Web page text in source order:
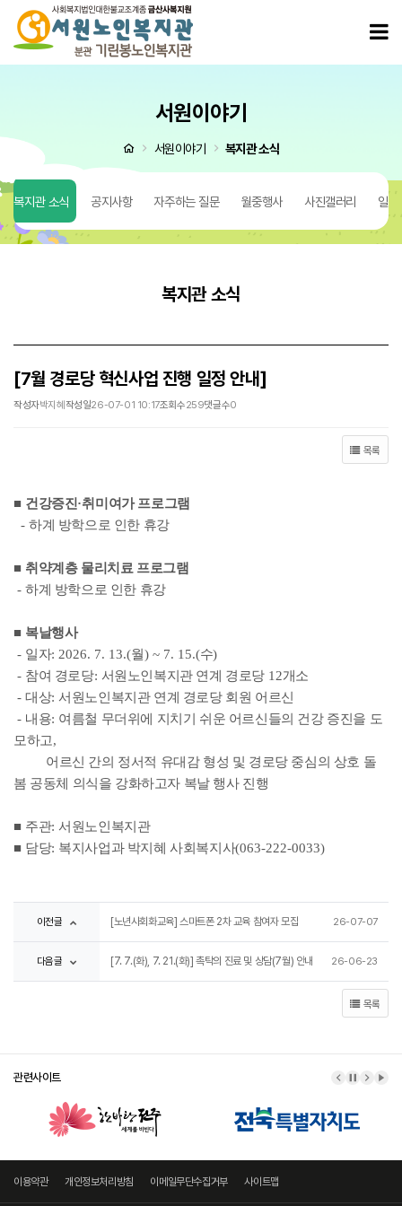
[7월 경로당 혁신사업 진행 일정 안내] > 복지관 소식
서원이야기
처음으로서원이야기 복지관 소식
복지관 소식 공지사항 자주하는 질문 월중행사 사진갤러리 일반
복지관 소식
[7월 경로당 혁신사업 진행 일정 안내]
작성자박지혜작성일26-07-01 10:17조회수259댓글수0
목록
■ 건강증진 ·취미여가 프로그램
- 하계 방학으로 인한 휴강
■ 취약계층 물리치료 프로그램
- 하계 방학으로 인한 휴강
■ 복날행사
- 일자: 2026. 7. 13.(월) ~ 7. 15.(수)
- 참여 경로당: 서원노인복지관 연계 경로당 12개소
- 대상:서원노인복지관 연계 경로당 회원 어르신
- 내용: 여름철 무더위에 지치기 쉬운 어르신들의 건강 증진을 도
모하고,
어르신 간의 정서적 유대감 형성 및 경로당 중심의 상호 돌
봄 공동체 의식을 강화하고자 복날 행사 진행
■ 주관:서원노인복지관
■ 담당: 복지사업과 박지혜 사회복지사(063-222-0033)
이전글 [노년사회화교육] 스마트폰 2차 교육 참여자 모집 26-07-07
다음글 [7. 7.(화), 7. 21.(화)] 촉탁의 진료 및 상담(7월) 안내 26-06-23
목록
관련사이트 이전 배너
배너 정지
다음
배
이용약관 개인정보처리방침 이메일무단수집거부 사이트맵